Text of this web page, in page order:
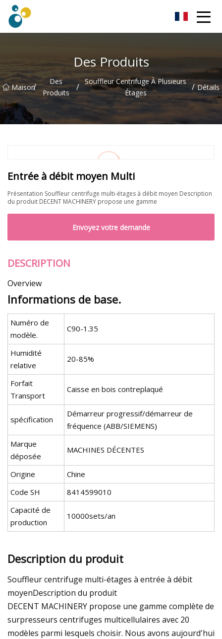
Des Produits
Maison/
Des
Produits
/ Souffleur Centrifuge À Plusieurs
Étages
/ Détails
Entrée à débit moyen Multi
Présentation Souffleur centrifuge multi-étages à débit moyen Description
du produit DECENT MACHINERY propose une gamme
Envoyez votre demande
DESCRIPTION
Overview
Informations de base.
Numéro de
modèle.
C90-1.35
Humidité
relative
20-85%
Forfait
Transport
Caisse en bois contreplaqué
spécification
Démarreur progressif/démarreur de
fréquence (ABB/SIEMENS)
Marque
déposée
MACHINES DÉCENTES
Origine
Chine
Code SH
8414599010
Capacité de
production
10000sets/an
Description du produit
Souffleur centrifuge multi-étages à entrée à débit
moyenDescription du produit
DECENT MACHINERY propose une gamme complète de
surpresseurs centrifuges multicellulaires avec 20
modèles parmi lesquels choisir. Nous avons aujourd'hui